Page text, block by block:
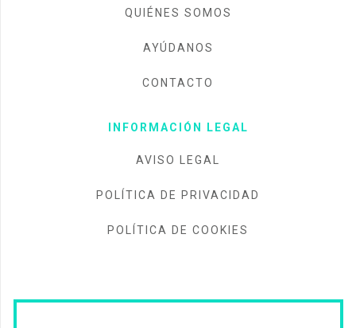
QUIÉNES SOMOS
AYÚDANOS
CONTACTO
INFORMACIÓN LEGAL
AVISO LEGAL
POLÍTICA DE PRIVACIDAD
POLÍTICA DE COOKIES